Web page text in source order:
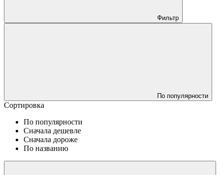
Фильтр
По популярности
Сортировка
По популярности
Сначала дешевле
Сначала дороже
По названию